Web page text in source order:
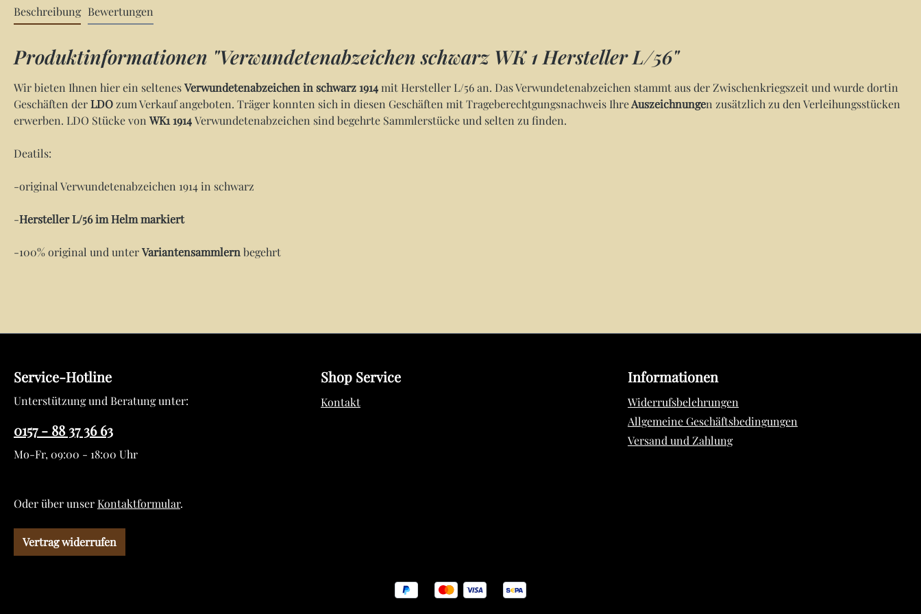
Beschreibung Bewertungen
Produktinformationen "Verwundetenabzeichen schwarz WK 1 Hersteller L/56"
Wir bieten Ihnen hier ein seltenesVerwundetenabzeichen in schwarz 1914 mit Hersteller L/56 an. Das Verwundetenabzeichen stammt aus der Zwischenkriegszeit und wurde dortin
Geschäften derLDOzum Verkauf angeboten. Träger konnten sich in diesen Geschäften mit Trageberechtgungsnachweis IhreAuszeichnungen zusätzlich zu den Verleihungsstücken
erwerben. LDO Stücke von WK1 1914Verwundetenabzeichen sind begehrte Sammlerstücke und selten zu finden.
Deatils:
-original Verwundetenabzeichen 1914 in schwarz
-Hersteller L/56 im Helm markiert
-100% original und unterVariantensammlern begehrt
Service-Hotline
Unterstützung und Beratung unter:
0157 - 88 37 36 63
Mo-Fr, 09:00 - 18:00 Uhr
Oder über unserKontaktformular.
Vertrag widerrufen
Shop Service
Kontakt
Informationen
Widerrufsbelehrungen
Allgemeine Geschäftsbedingungen
Versand und Zahlung